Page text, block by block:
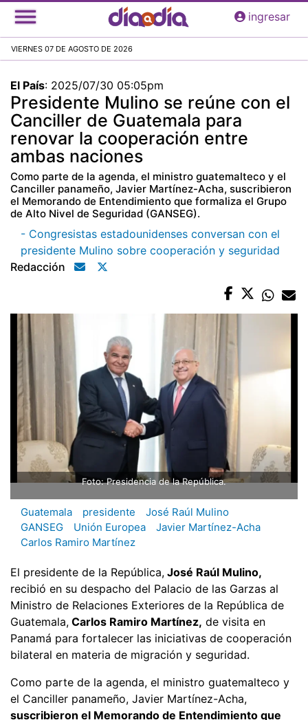
Pasar
al
principal
ingresar
VIERNES 07 DE AGOSTO DE 2026
El País: 2025/07/30 05:05pm
Presidente Mulino se reúne con el
Canciller de Guatemala para
renovar la cooperación entre
ambas naciones
Como parte de la agenda, el ministro guatemalteco y el
Canciller panameño, Javier Martínez-Acha, suscribieron
el Memorando de Entendimiento que formaliza el Grupo
de Alto Nivel de Seguridad (GANSEG).
- Congresistas estadounidenses conversan con el
presidente Mulino sobre cooperación y seguridad
Redacción
Foto: Presidencia de la República.
Guatemala presidente
José Raúl Mulino
GANSEG
Unión Europea
Javier Martínez-Acha
Carlos Ramiro Martínez
El presidente de la República, José Raúl Mulino,
recibió en su despacho del Palacio de las Garzas al
Ministro de Relaciones Exteriores de la República de
Guatemala, Carlos Ramiro Martínez, de visita en
Panamá para fortalecer las iniciativas de cooperación
bilateral en materia de migración y seguridad.
Como parte de la agenda, el ministro guatemalteco y
el Canciller panameño, Javier Martínez-Acha,
suscribieron el Memorando de Entendimiento que